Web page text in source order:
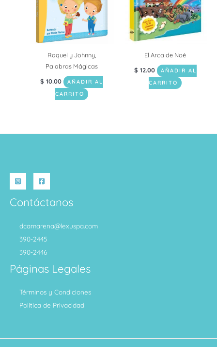
Raquel y Johnny,
Palabras Mágicas
$ 10.00
AÑADIR AL
CARRITO
El Arca de Noé
$ 12.00
AÑADIR AL
CARRITO
Contáctanos
dcamarena@lexuspa.com
390-2445
390-2446
Páginas Legales
Términos y Condiciones
Política de Privacidad